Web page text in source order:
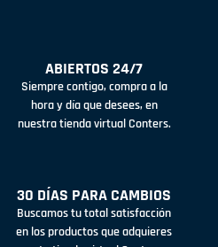
ABIERTOS 24/7
Siempre contigo, compra a la
hora y día que desees, en
nuestra tienda virtual Conters.
30 DÍAS PARA CAMBIOS
Buscamos tu total satisfacción
en los productos que adquieres